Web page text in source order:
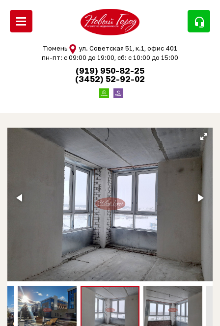
headset_mic
Тюмень
ул. Советская 51, к.1, офис 401
пн-пт: с 09:00 до 19:00, сб: с 10:00 до 15:00
(919) 950-82-25
(3452) 52-92-02